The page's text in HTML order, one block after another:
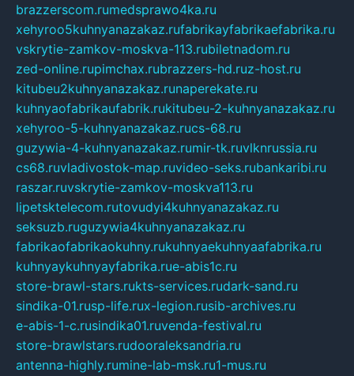
brazzerscom.rumedsprawo4ka.ru
xehyroo5kuhnyanazakaz.rufabrikayfabrikaefabrika.ru
vskrytie-zamkov-moskva-113.rubiletnadom.ru
zed-online.rupimchax.rubrazzers-hd.ruz-host.ru
kitubeu2kuhnyanazakaz.runaperekate.ru
kuhnyaofabrikaufabrik.rukitubeu-2-kuhnyanazakaz.ru
xehyroo-5-kuhnyanazakaz.rucs-68.ru
guzywia-4-kuhnyanazakaz.rumir-tk.ruvlknrussia.ru
cs68.ruvladivostok-map.ruvideo-seks.rubankaribi.ru
raszar.ruvskrytie-zamkov-moskva113.ru
lipetsktelecom.rutovudyi4kuhnyanazakaz.ru
seksuzb.ruguzywia4kuhnyanazakaz.ru
fabrikaofabrikaokuhny.rukuhnyaekuhnyaafabrika.ru
kuhnyaykuhnyayfabrika.rue-abis1c.ru
store-brawl-stars.rukts-services.rudark-sand.ru
sindika-01.rusp-life.rux-legion.rusib-archives.ru
e-abis-1-c.rusindika01.ruvenda-festival.ru
store-brawlstars.rudooraleksandria.ru
antenna-highly.rumine-lab-msk.ru1-mus.ru